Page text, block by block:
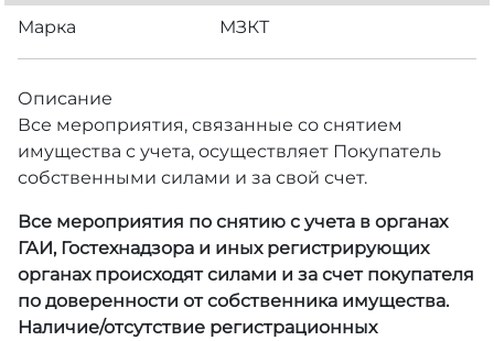
Марка МЗКТ
Описание
Все мероприятия, связанные со снятием
имущества с учета, осуществляет Покупатель
собственными силами и за свой счет.
Все мероприятия по снятию с учета в органах
ГАИ, Гостехнадзора и иных регистрирующих
органах происходят силами и за счет покупателя
по доверенности от собственника имущества.
Наличие/отсутствие регистрационных